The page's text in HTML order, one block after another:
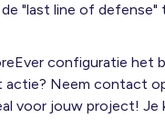
"last line of defense"
configuratie het
actie? Neem contact
voor jouw project!